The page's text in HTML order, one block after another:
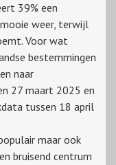
39% een
weer, terwijl
Voor wat
bestemmingen
naar
27 maart 2025 en
tussen 18 april
maar ook
bruisend centrum